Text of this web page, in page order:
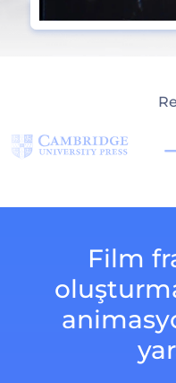
Film